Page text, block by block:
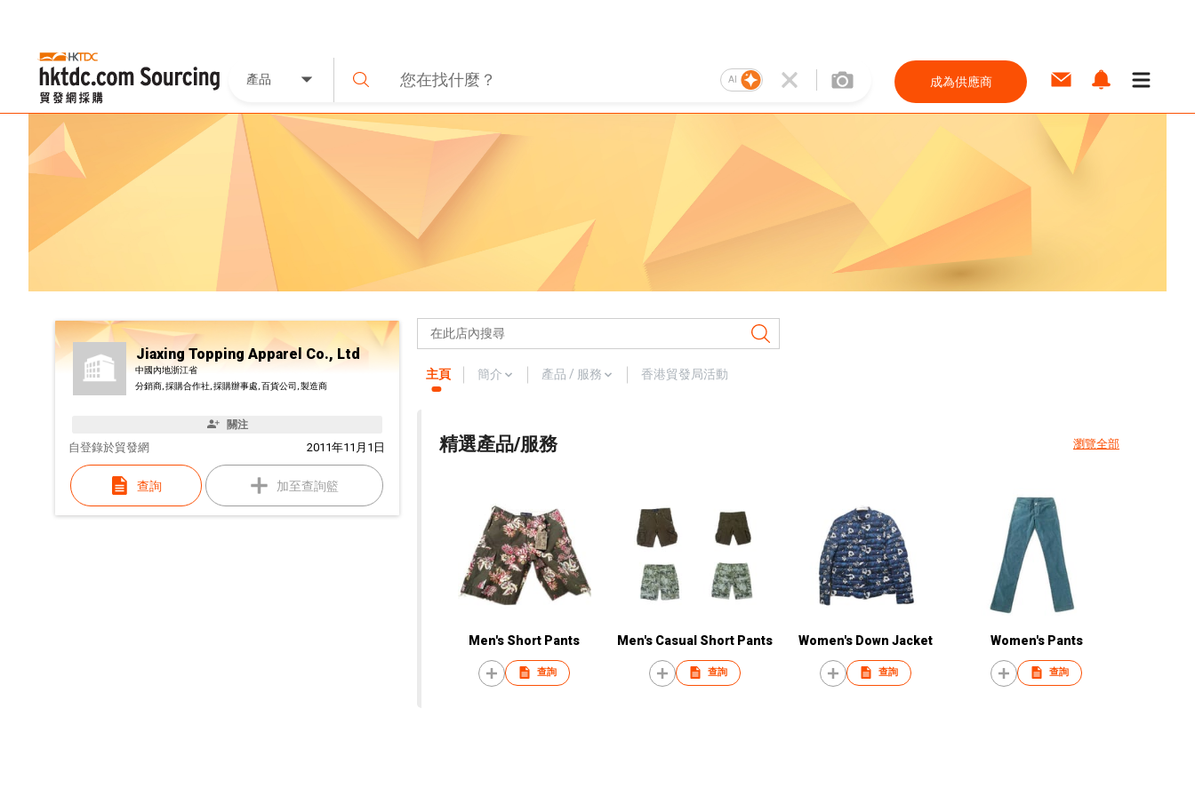
產品 AI 成為供應商
Jiaxing Topping Apparel Co., Ltd
中國內地浙江省
分銷商, 採購合作社, 採購辦事處, 百貨公司, 製造商
關注
自 2011年11月1日
登錄於貿發網
查詢 加至查詢籃
主頁 簡介 產品 / 服務 香港貿發局活動
精選產品/服務 瀏覽全部
Men's Short Pants
查詢
Men's Casual Short Pants
查詢
Women's Down Jacket
查詢
Women's Pants
查詢